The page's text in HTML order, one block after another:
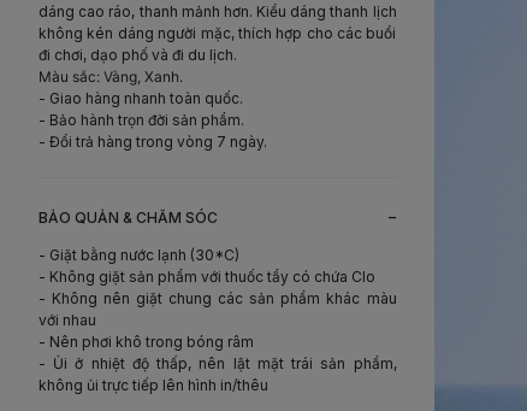
dáng cao ráo, thanh mảnh hơn. Kiểu dáng thanh lịch
không kén dáng người mặc, thích hợp cho các buổi
đi chơi, dạo phố và đi du lịch.
Màu sắc: Vàng, Xanh.
- Giao hàng nhanh toàn quốc.
- Bảo hành trọn đời sản phẩm.
- Đổi trả hàng trong vòng 7 ngày.
BẢO QUẢN & CHĂM SÓC -
- Giặt bằng nước lạnh (30*C)
- Không giặt sản phẩm với thuốc tẩy có chứa Clo
- Không nên giặt chung các sản phẩm khác màu
với nhau
- Nên phơi khô trong bóng râm
- Ủi ở nhiệt độ thấp, nên lật mặt trái sản phẩm,
không ủi trực tiếp lên hình in/thêu